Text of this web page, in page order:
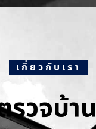
เกี่ยวกับเรา
รวจบ้าน